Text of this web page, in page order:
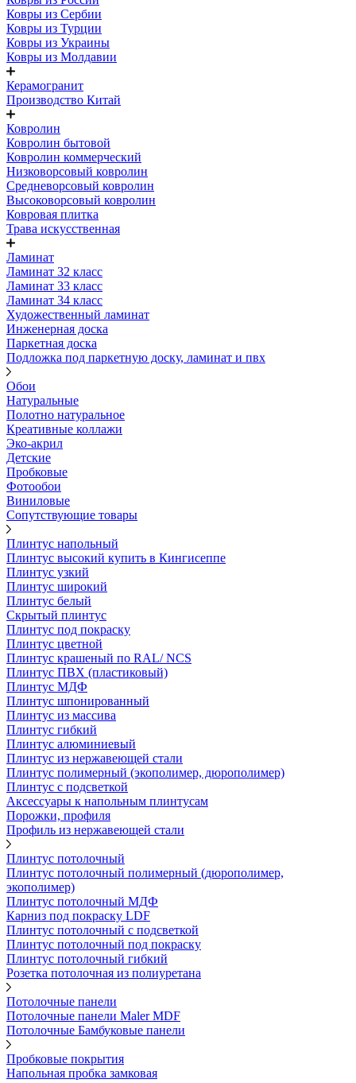
Ковры из Сербии
Ковры из Турции
Ковры из Украины
Ковры из Молдавии
Керамогранит
Производство Китай
Ковролин
Ковролин бытовой
Ковролин коммерческий
Низковорсовый ковролин
Средневорсовый ковролин
Высоковорсовый ковролин
Ковровая плитка
Трава искусственная
Ламинат
Ламинат 32 класс
Ламинат 33 класс
Ламинат 34 класс
Художественный ламинат
Инженерная доска
Паркетная доска
Подложка под паркетную доску, ламинат и пвх
Обои
Натуральные
Полотно натуральное
Креативные коллажи
Эко-акрил
Детские
Пробковые
Фотообои
Виниловые
Сопутствующие товары
Плинтус напольный
Плинтус высокий купить в Кингисеппе
Плинтус узкий
Плинтус широкий
Плинтус белый
Скрытый плинтус
Плинтус под покраску
Плинтус цветной
Плинтус крашеный по RAL/ NCS
Плинтус ПВХ (пластиковый)
Плинтус МДФ
Плинтус шпонированный
Плинтус из массива
Плинтус гибкий
Плинтус алюминиевый
Плинтус из нержавеющей стали
Плинтус полимерный (экополимер, дюрополимер)
Плинтус с подсветкой
Аксессуары к напольным плинтусам
Порожки, профиля
Профиль из нержавеющей стали
Плинтус потолочный
Плинтус потолочный полимерный (дюрополимер,
экополимер)
Плинтус потолочный МДФ
Карниз под покраску LDF
Плинтус потолочный с подсветкой
Плинтус потолочный под покраску
Плинтус потолочный гибкий
Розетка потолочная из полиуретана
Потолочные панели
Потолочные панели Maler MDF
Потолочные Бамбуковые панели
Пробковые покрытия
Напольная пробка замковая